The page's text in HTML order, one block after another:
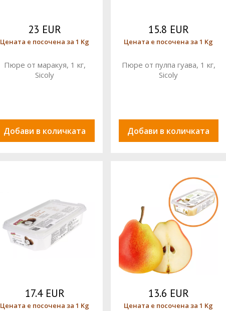
23 EUR
Цената е посочена за 1 Kg
Пюре от маракуя, 1 кг,
Sicoly
Добави в количката
15.8 EUR
Цената е посочена за 1 Kg
Пюре от пулпа гуава, 1 кг,
Sicoly
Добави в количката
17.4 EUR
Цената е посочена за 1 Kg
13.6 EUR
Цената е посочена за 1 Kg